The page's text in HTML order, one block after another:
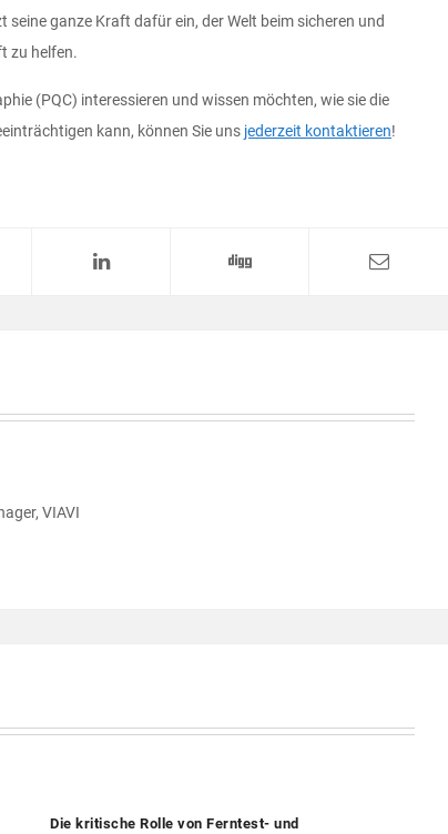
ganze Kraft dafür ein, der Welt beim sicheren und
zu helfen.
(PQC) interessieren und wissen möchten, wie sie die
kann, können Sie uns jederzeit kontaktieren!
VIAVI
Die kritische Rolle von Ferntest- und